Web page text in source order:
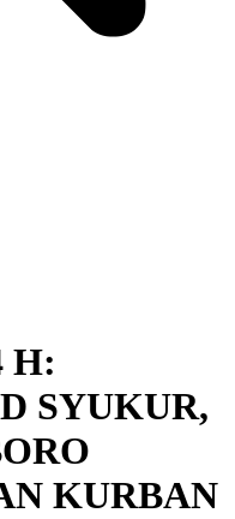
H:
SYUKUR,
KURBAN